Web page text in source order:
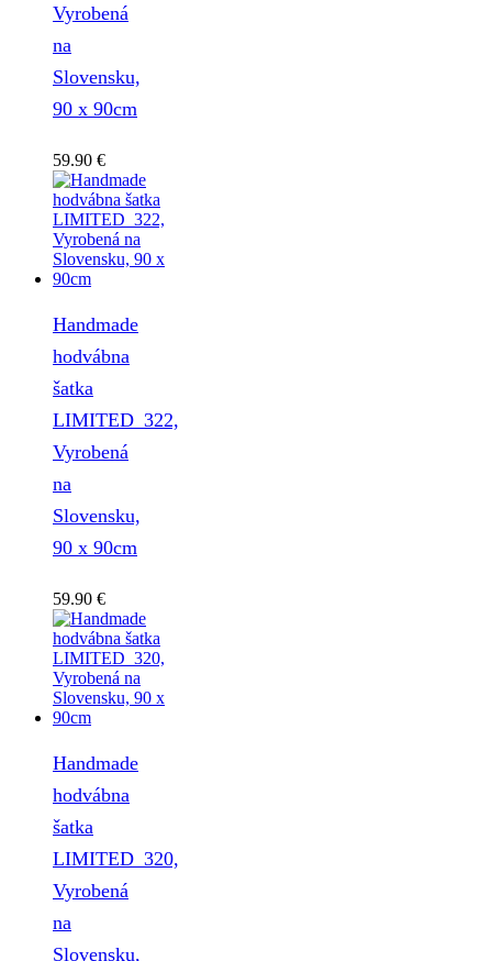
Vyrobená
na
Slovensku,
90 x 90cm
59.90 €
Handmade
hodvábna
šatka
LIMITED_322,
Vyrobená
na
Slovensku,
90 x 90cm
59.90 €
Handmade
hodvábna
šatka
LIMITED_320,
Vyrobená
na
Slovensku,